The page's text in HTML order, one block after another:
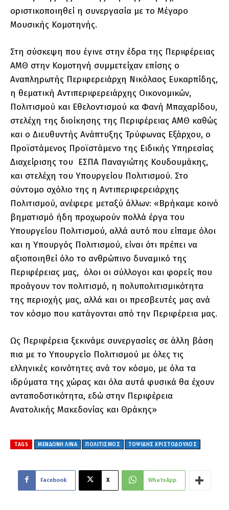
οριστικοποιηθεί η συνεργασία με το Μέγαρο
Μουσικής Κομοτηνής.
Στη σύσκεψη που έγινε στην έδρα της Περιφέρειας
ΑΜΘ στην Κομοτηνή συμμετείχαν επίσης ο
Αναπληρωτής Περιφερειάρχη Νικόλαος Ευκαρπίδης,
η θεματική Αντιπεριφερειάρχης Οικονομικών,
Πολιτισμού και Εθελοντισμού κα Φανή Μπαχαρίδου,
στελέχη της διοίκησης της Περιφέρειας ΑΜΘ καθώς
και ο Διευθυντής Ανάπτυξης Τρύφωνας Εξάρχου, ο
Προϊστάμενος Προϊστάμενο της Ειδικής Υπηρεσίας
Διαχείρισης του ΕΣΠΑ Παναγιώτης Κουδουμάκης,
και στελέχη του Υπουργείου Πολιτισμού. Στο
σύντομο σχόλιο της η Αντιπεριφερειάρχης
Πολιτισμού, ανέφερε μεταξύ άλλων: «Βρήκαμε κοινό
βηματισμό ήδη προχωρούν πολλά έργα του
Υπουργείου Πολιτισμού, αλλά αυτό που είπαμε όλοι
και η Υπουργός Πολιτισμού, είναι ότι πρέπει να
αξιοποιηθεί όλο το ανθρώπινο δυναμικό της
Περιφέρειας μας, όλοι οι σύλλογοι και φορείς που
προάγουν τον πολιτισμό, η πολυπολιτισμικότητα
της περιοχής μας, αλλά και οι πρεσβευτές μας ανά
τον κόσμο που κατάγονται από την Περιφέρεια μας.
Ως Περιφέρεια ξεκινάμε συνεργασίες σε άλλη βάση
πια με το Υπουργείο Πολιτισμού με όλες τις
ελληνικές κοινότητες ανά τον κόσμο, με όλα τα
ιδρύματα της χώρας και όλα αυτά φυσικά θα έχουν
ανταποδοτικότητα, εδώ στην Περιφέρεια
Ανατολικής Μακεδονίας και Θράκης»
TAGS ΜΕΝΔΩΝΗ ΛΙΝΑ ΠΟΛΙΤΙΣΜΟΣ ΤΟΨΙΔΗΣ ΧΡΙΣΤΟΔΟΥΛΟΣ
Facebook X WhatsApp